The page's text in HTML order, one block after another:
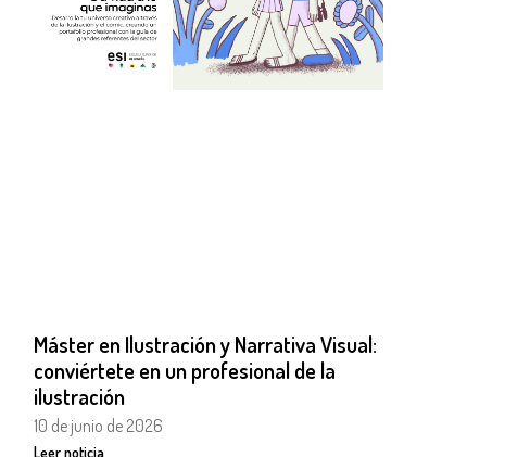
Máster en Ilustración y Narrativa Visual:
conviértete en un profesional de la
ilustración
10 de junio de 2026
Leer noticia